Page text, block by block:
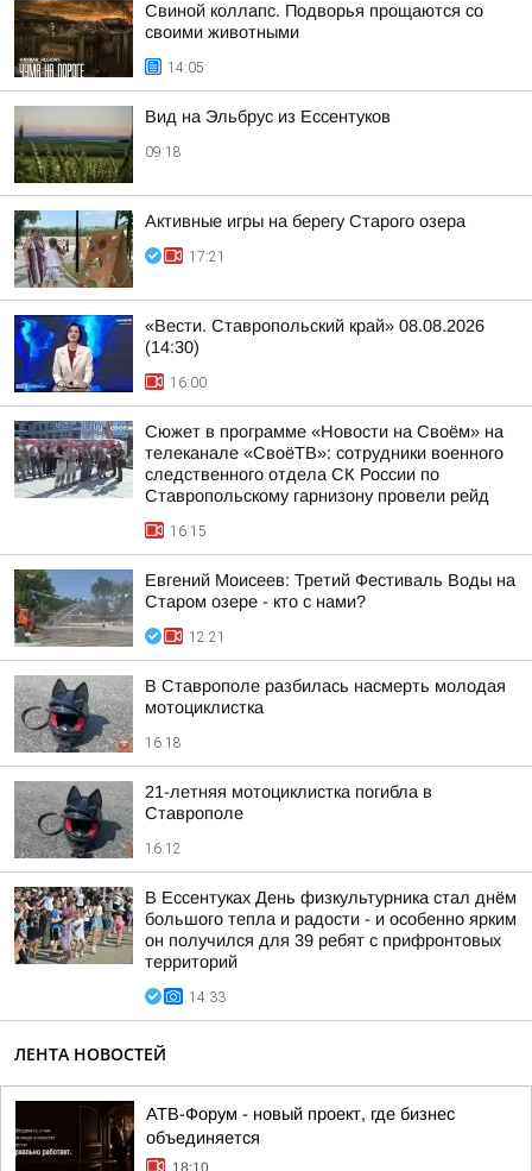
Свиной коллапс. Подворья прощаются со
своими животными
14:05
Вид на Эльбрус из Ессентуков
09:18
Активные игры на берегу Старого озера
17:21
«Вести. Ставропольский край» 08.08.2026
(14:30)
16:00
Сюжет в программе «Новости на Своём» на
телеканале «СвоёТВ»: сотрудники военного
следственного отдела СК России по
Ставропольскому гарнизону провели рейд
16:15
Евгений Моисеев: Третий Фестиваль Воды на
Старом озере - кто с нами?
12:21
В Ставрополе разбилась насмерть молодая
мотоциклистка
16:18
21-летняя мотоциклистка погибла в
Ставрополе
16:12
В Ессентуках День физкультурника стал днём
большого тепла и радости - и особенно ярким
он получился для 39 ребят с прифронтовых
территорий
14:33
ЛЕНТА НОВОСТЕЙ
АТВ-Форум - новый проект, где бизнес
объединяется
18:10